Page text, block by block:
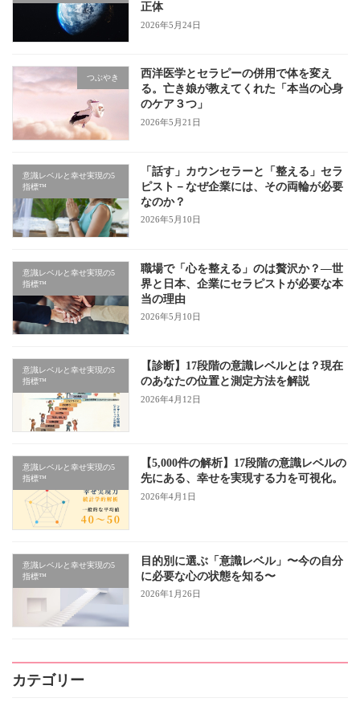
正体
2026年5月24日
つぶやき
西洋医学とセラピーの併用で体を変え
る。亡き娘が教えてくれた「本当の心身
のケア３つ」
2026年5月21日
意識レベルと幸せ実現の5
指標™
「話す」カウンセラーと「整える」セラ
ピスト－なぜ企業には、その両輪が必要
なのか？
2026年5月10日
意識レベルと幸せ実現の5
指標™
職場で「心を整える」のは贅沢か？—世
界と日本、企業にセラピストが必要な本
当の理由
2026年5月10日
意識レベルと幸せ実現の5
指標™
【診断】17段階の意識レベルとは？現在
のあなたの位置と測定方法を解説
2026年4月12日
意識レベルと幸せ実現の5
指標™
【5,000件の解析】17段階の意識レベルの
先にある、幸せを実現する力を可視化。
2026年4月1日
意識レベルと幸せ実現の5
指標™
目的別に選ぶ「意識レベル」〜今の自分
に必要な心の状態を知る〜
2026年1月26日
カテゴリー